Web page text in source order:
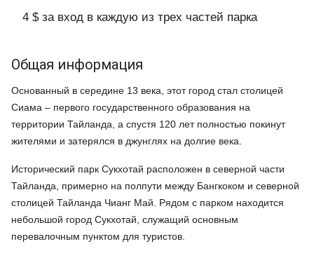
4 $ за вход в каждую из трех частей парка
Общая информация
Основанный в середине 13 века, этот город стал столицей
Сиама – первого государственного образования на
территории Тайланда, а спустя 120 лет полностью покинут
жителями и затерялся в джунглях на долгие века.
Исторический парк Сукхотай расположен в северной части
Тайланда, примерно на полпути между Бангкоком и северной
столицей Тайланда Чианг Май. Рядом с парком находится
небольшой город Сукхотай, служащий основным
перевалочным пунктом для туристов.